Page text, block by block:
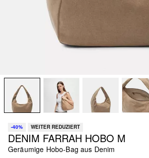
-40% WEITER REDUZIERT
DENIM FARRAH HOBO M
Geräumige Hobo-Bag aus Denim